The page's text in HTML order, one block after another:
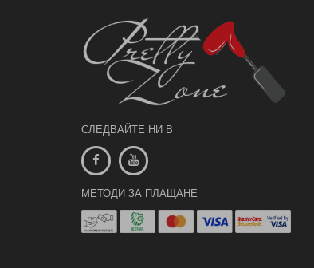
СЛЕДВАЙТЕ НИ В
МЕТОДИ ЗА ПЛАЩАНЕ